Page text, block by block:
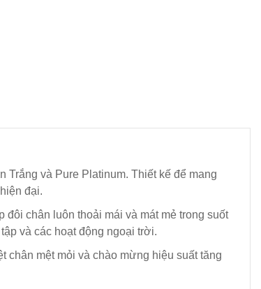
và Pure Platinum. Thiết kế để mang
đại.
chân luôn thoải mái và mát mẻ trong suốt
và các hoạt động ngoại trời.
chân mệt mỏi và chào mừng hiệu suất tăng